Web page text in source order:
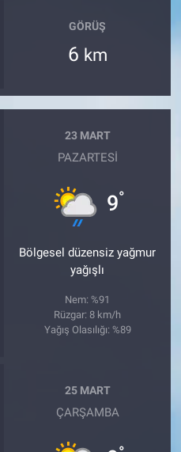
GÖRÜŞ
6 km
23 MART
PAZARTESI
9°
Bölgesel düzensiz yağmur
yağışlı
Nem: %91
Rüzgar: 8 km/h
Yağış Olasılığı: %89
25 MART
ÇARŞAMBA